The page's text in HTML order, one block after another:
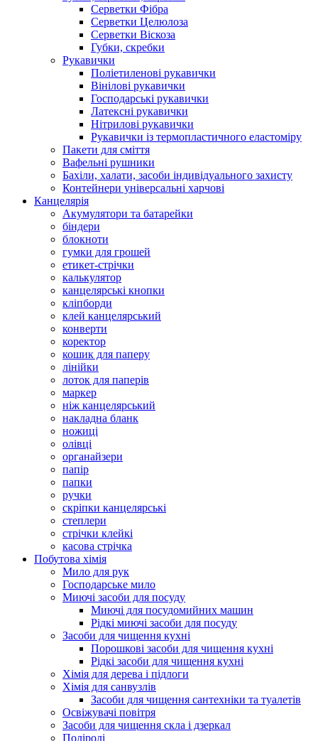
Серветки Фібра
Серветки Целюлоза
Серветки Віскоза
Губки, скребки
Рукавички
Поліетиленові рукавички
Вінілові рукавички
Господарські рукавички
Латексні рукавички
Нітрилові рукавички
Рукавички із термопластичного еластоміру
Пакети для сміття
Вафельні рушники
Бахіли, халати, засоби індивідуального захисту
Контейнери універсальні харчові
Канцелярія
Акумулятори та батарейки
біндери
блокноти
гумки для грошей
етикет-стрічки
калькулятор
канцелярські кнопки
кліпборди
клей канцелярський
конверти
коректор
кошик для паперу
лінійки
лоток для паперів
маркер
ніж канцелярський
накладна бланк
ножиці
олівці
органайзери
папір
папки
ручки
скріпки канцелярські
степлери
стрічки клейкі
касова стрічка
Побутова хімія
Мило для рук
Господарське мило
Миючі засоби для посуду
Миючі для посудомийних машин
Рідкі миючі засоби для посуду
Засоби для чищення кухні
Порошкові засоби для чищення кухні
Рідкі засоби для чищення кухні
Хімія для дерева і підлоги
Хімія для санвузлів
Засоби для чищення сантехніки та туалетів
Освіжувачі повітря
Засоби для чищення скла і дзеркал
Поліролі